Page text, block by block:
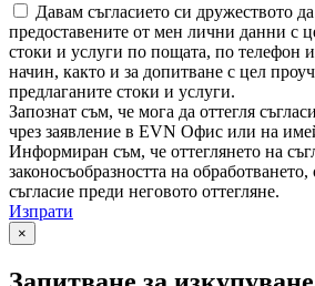
Давам съгласието си дружеството
предоставените от мен лични данни с
стоки и услуги по пощата, по телефон
начин, както и за допитване с цел
предлаганите стоки и услуги.
Запознат съм, че мога да оттегля
чрез заявление в EVN Офис или на
Информиран съм, че оттеглянето на
законосъобразността на
съгласие преди неговото оттегляне.
Изпрати
×